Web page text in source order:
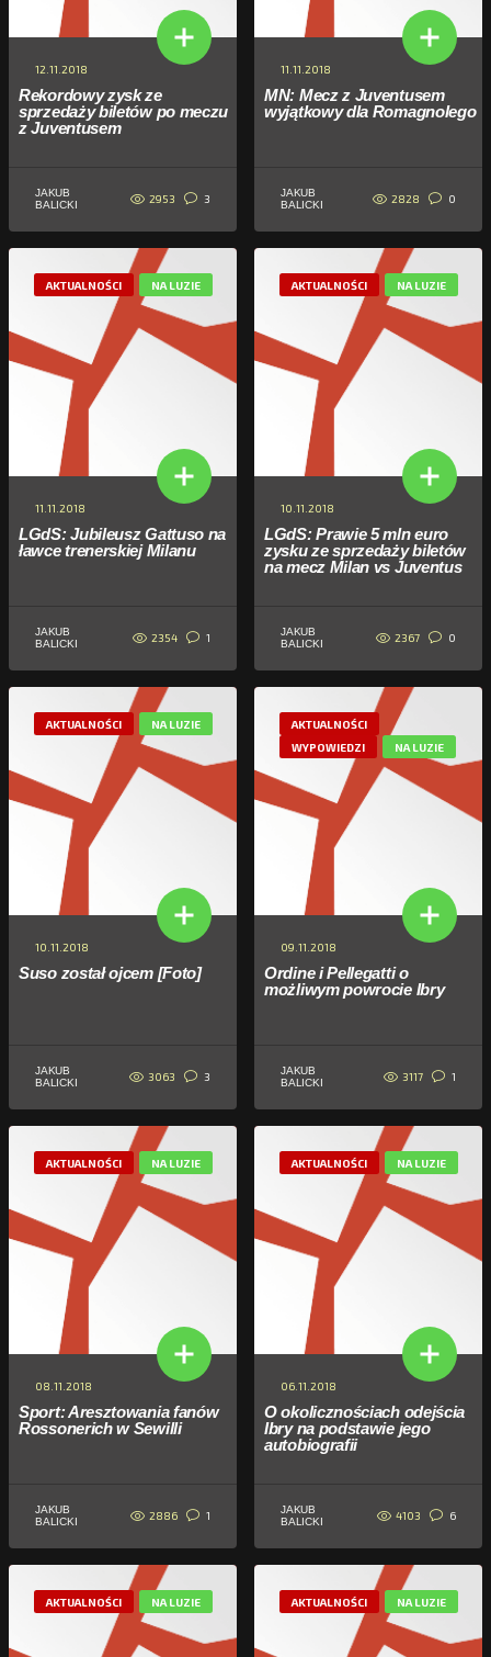
12.11.2018
Rekordowy zysk ze
sprzedaży biletów po meczu
z Juventusem
JAKUB
BALICKI
2953 3
11.11.2018
MN: Mecz z Juventusem
wyjątkowy dla Romagnolego
JAKUB
BALICKI
2828 0
AKTUALNOŚCI NA LUZIE
11.11.2018
LGdS: Jubileusz Gattuso na
ławce trenerskiej Milanu
JAKUB
BALICKI
2354 1
AKTUALNOŚCI NA LUZIE
10.11.2018
LGdS: Prawie 5 mln euro
zysku ze sprzedaży biletów
na mecz Milan vs Juventus
JAKUB
BALICKI
2367 0
AKTUALNOŚCI NA LUZIE
10.11.2018
Suso został ojcem [Foto]
JAKUB
BALICKI
3063 3
AKTUALNOŚCI
WYPOWIEDZI
NA LUZIE
09.11.2018
Ordine i Pellegatti o
możliwym powrocie Ibry
JAKUB
BALICKI
3117 1
AKTUALNOŚCI NA LUZIE
08.11.2018
Sport: Aresztowania fanów
Rossonerich w Sewilli
JAKUB
BALICKI
2886 1
AKTUALNOŚCI NA LUZIE
06.11.2018
O okolicznościach odejścia
Ibry na podstawie jego
autobiografii
JAKUB
BALICKI
4103 6
AKTUALNOŚCI NA LUZIE AKTUALNOŚCI NA LUZIE